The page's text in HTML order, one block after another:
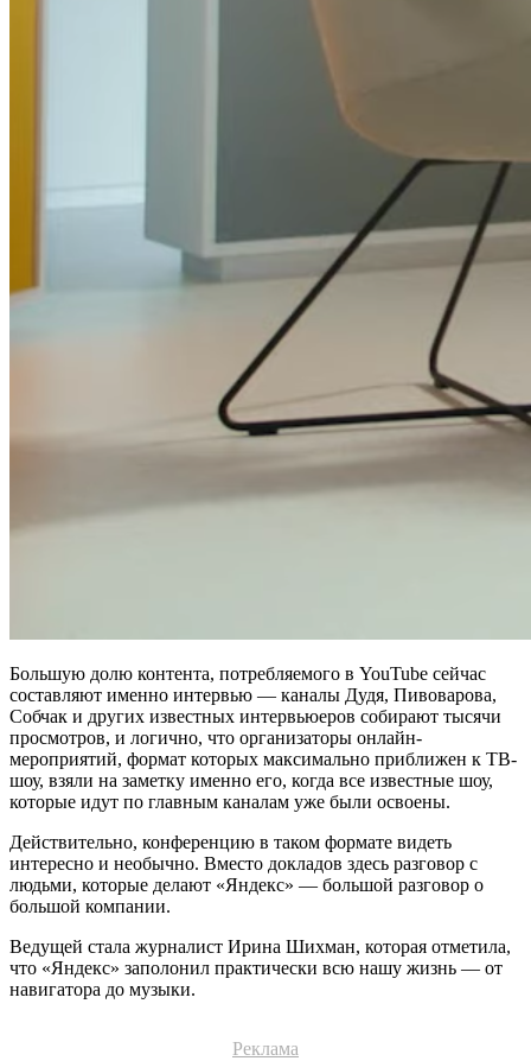
Большую долю контента, потребляемого в YouTube сейчас
составляют именно интервью — каналы Дудя, Пивоварова,
Собчак и других известных интервьюеров собирают тысячи
просмотров, и логично, что организаторы онлайн-
мероприятий, формат которых максимально приближен к ТВ-
шоу, взяли на заметку именно его, когда все известные шоу,
которые идут по главным каналам уже были освоены.
Действительно, конференцию в таком формате видеть
интересно и необычно. Вместо докладов здесь разговор с
людьми, которые делают «Яндекс» — большой разговор о
большой компании.
Ведущей стала журналист Ирина Шихман, которая отметила,
что «Яндекс» заполонил практически всю нашу жизнь — от
навигатора до музыки.
Реклама